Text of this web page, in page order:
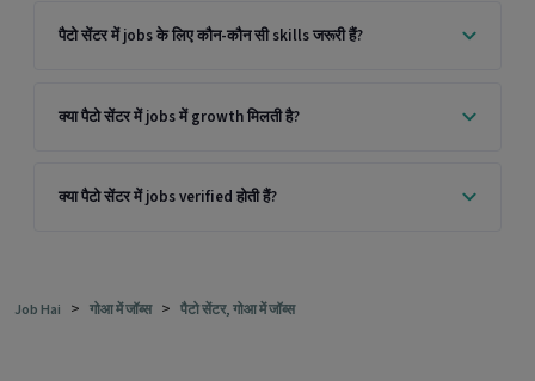
पैटो सेंटर में jobs के लिए कौन-कौन सी skills जरूरी हैं?
क्या पैटो सेंटर में jobs में growth मिलती है?
क्या पैटो सेंटर में jobs verified होती हैं?
Job Hai > गोआ में जॉब्स > पैटो सेंटर, गोआ में जॉब्स